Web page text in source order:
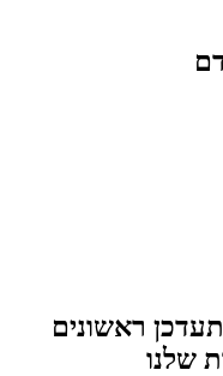
ראשונים
שלנו